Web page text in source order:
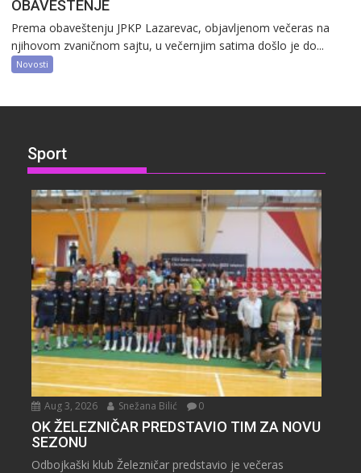
OBAVEŠTENJE
Prema obaveštenju JPKP Lazarevac, objavljenom večeras na
njihovom zvaničnom sajtu, u večernjim satima došlo je do...
Novosti
Sport
Aug 3, 2026 Snežana Bilić 0
OK ŽELEZNIČAR PREDSTAVIO TIM ZA NOVU
SEZONU
Odbojkaški klub Železničar predstavio je večeras